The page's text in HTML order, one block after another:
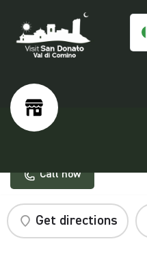
Call now
Get directions